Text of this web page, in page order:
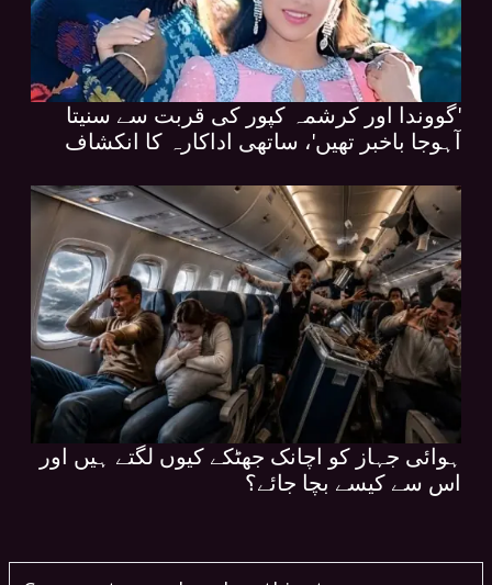
'گووندا اور کرشمہ کپور کی قربت سے سنیتا
آہوجا باخبر تھیں'، ساتھی اداکارہ کا انکشاف
ہوائی جہاز کو اچانک جھٹکے کیوں لگتے ہیں اور
اس سے کیسے بچا جائے؟